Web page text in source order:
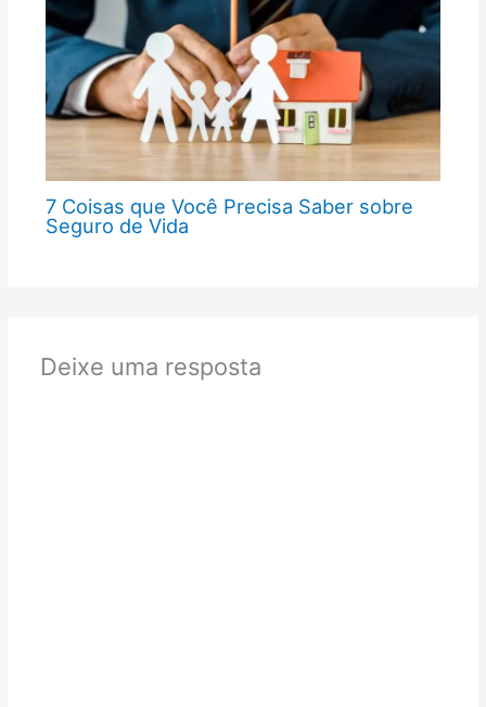
7 Coisas que Você Precisa Saber sobre
Seguro de Vida
Deixe uma resposta